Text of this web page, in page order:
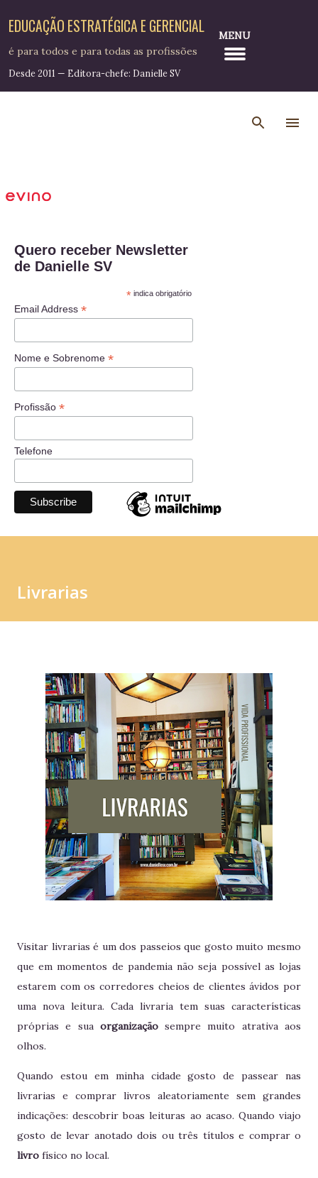
Pular para o conteúdo principal
EDUCAÇÃO ESTRATÉGICA E GERENCIAL
é para todos e para todas as profissões
Desde 2011 — Editora-chefe: Danielle SV
MENU
Quero receber Newsletter
de Danielle SV
*indica obrigatório
Email Address *
Nome e Sobrenome *
Profissão *
Telefone
Livrarias
Visitar livrarias é um dos passeios que gosto muito mesmo
que em momentos de pandemia não seja possível as lojas
estarem com os corredores cheios de clientes ávidos por
uma nova leitura. Cada livraria tem suas características
próprias e sua organizaçãosempre muito atrativa aos
olhos.
Quando estou em minha cidade gosto de passear nas
livrarias e comprar livros aleatoriamente sem grandes
indicações: descobrir boas leituras ao acaso. Quando viajo
gosto de levar anotado dois ou três títulos e comprar o
livro físico no local.